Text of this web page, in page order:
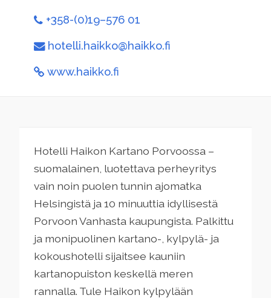
+358-(0)19–576 01
hotelli.haikko@haikko.fi
www.haikko.fi
Hotelli Haikon Kartano Porvoossa –
suomalainen, luotettava perheyritys
vain noin puolen tunnin ajomatka
Helsingistä ja 10 minuuttia idyllisestä
Porvoon Vanhasta kaupungista. Palkittu
ja monipuolinen kartano-, kylpylä- ja
kokoushotelli sijaitsee kauniin
kartanopuiston keskellä meren
rannalla. Tule Haikon kylpylään